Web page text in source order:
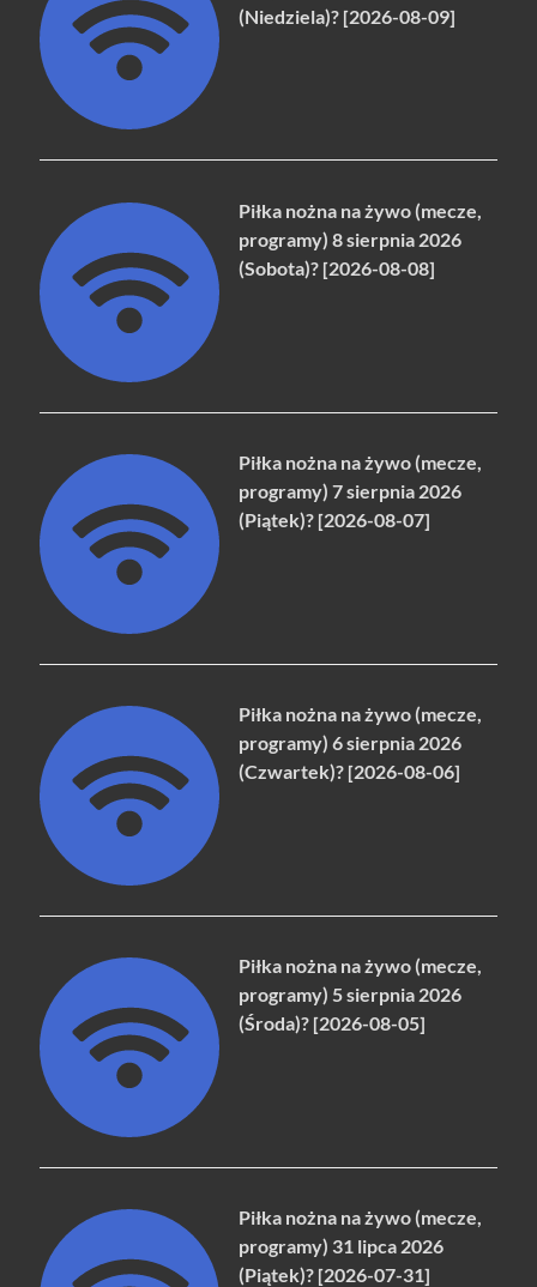
(Niedziela)? [2026-08-09]
Piłka nożna na żywo (mecze,
programy) 8 sierpnia 2026
(Sobota)? [2026-08-08]
Piłka nożna na żywo (mecze,
programy) 7 sierpnia 2026
(Piątek)? [2026-08-07]
Piłka nożna na żywo (mecze,
programy) 6 sierpnia 2026
(Czwartek)? [2026-08-06]
Piłka nożna na żywo (mecze,
programy) 5 sierpnia 2026
(Środa)? [2026-08-05]
Piłka nożna na żywo (mecze,
programy) 31 lipca 2026
(Piątek)? [2026-07-31]